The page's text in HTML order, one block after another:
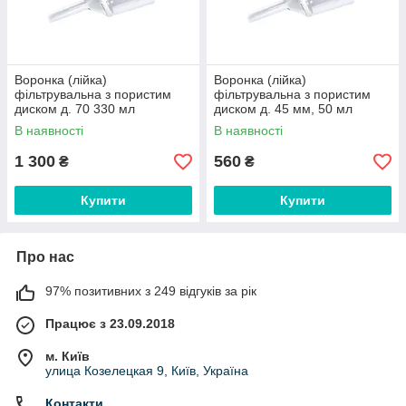
Воронка (лійка)
фільтрувальна з пористим
диском д. 70 330 мл
В наявності
1 300 ₴
Купити
Воронка (лійка)
фільтрувальна з пористим
диском д. 45 мм, 50 мл
В наявності
560 ₴
Купити
Про нас
97% позитивних з 249 відгуків за рік
Працює з 23.09.2018
м. Київ
улица Козелецкая 9, Київ, Україна